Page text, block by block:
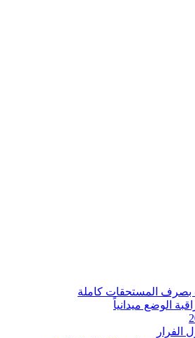
بصرف المستحقات كاملة
الوضع ميدانياً
الفرار